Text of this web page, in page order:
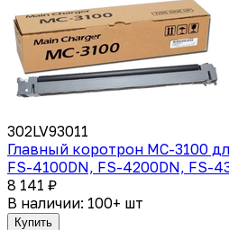
302LV93011
Главный коротрон MC-3100
FS-4100DN, FS-4200DN, FS-
8 141 ₽
В наличии: 100+ шт
Купить